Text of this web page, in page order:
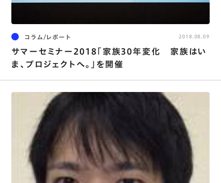
コラム/レポート
サマーセミナー2018｢家族30年変化 家族はい
ま､プロジェクトへ｡｣を開催
2018.08.09